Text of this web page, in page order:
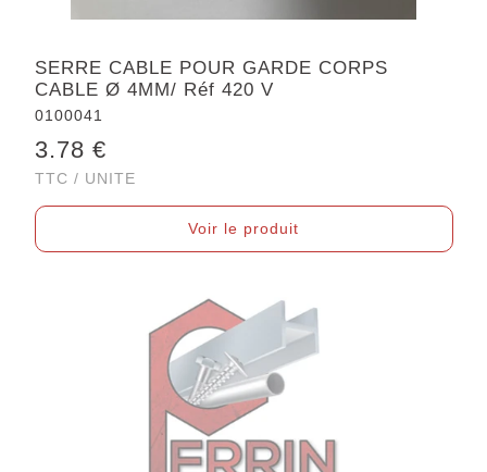
SERRE CABLE POUR GARDE CORPS
CABLE Ø 4MM/ Réf 420 V
0100041
3.78 €
TTC / UNITE
Voir le produit